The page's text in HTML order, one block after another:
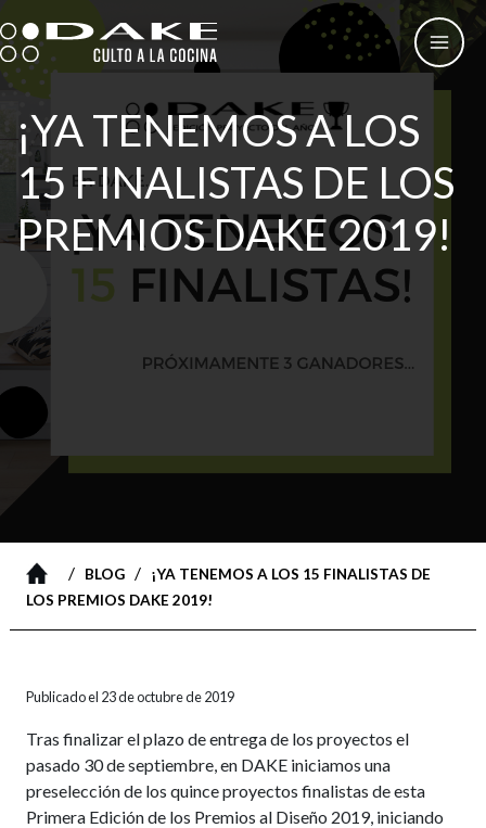
al
contenido
¡YA TENEMOS A LOS
15 FINALISTAS DE LOS
PREMIOS DAKE 2019!
/ BLOG/
¡YA TENEMOS A LOS 15 FINALISTAS DE
LOS PREMIOS DAKE 2019!
Publicado el 23 de octubre de 2019
Tras finalizar el plazo de entrega de los proyectos el
pasado 30 de septiembre, en DAKE iniciamos una
preselección de los quince proyectos finalistas de esta
Primera Edición de los Premios al Diseño 2019, iniciando